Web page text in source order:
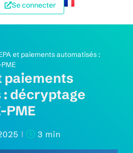
Se connecter
et paiements automatisés :
paiements
décryptage
PME
3 min